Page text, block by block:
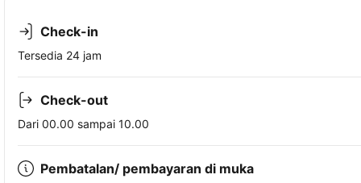
Check-in
Tersedia 24 jam
Check-out
Dari 00.00 sampai 10.00
Pembatalan/ pembayaran di muka